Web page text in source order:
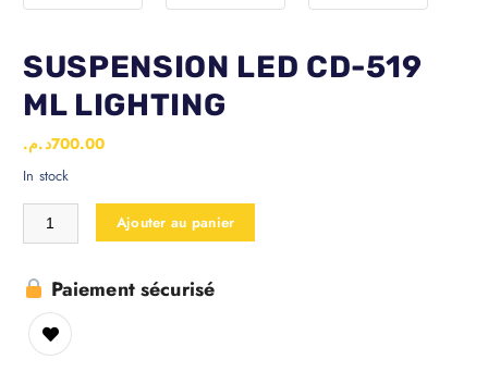
SUSPENSION LED CD-519
ML LIGHTING
700.00د.م.
In stock
Ajouter au panier
Paiement sécurisé